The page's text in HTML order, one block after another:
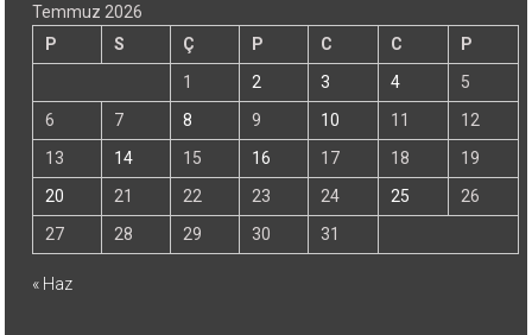
Temmuz 2026
P
S Ç P C C
P
1
2 3 4
5
6
7 8 9 10 11
12
13
14 15 16 17 18
19
20
21 22 23 24 25
26
27
28 29 30 31
« Haz